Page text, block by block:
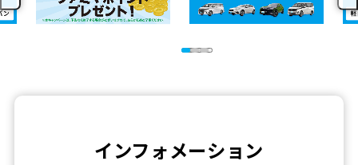
インフォメーション